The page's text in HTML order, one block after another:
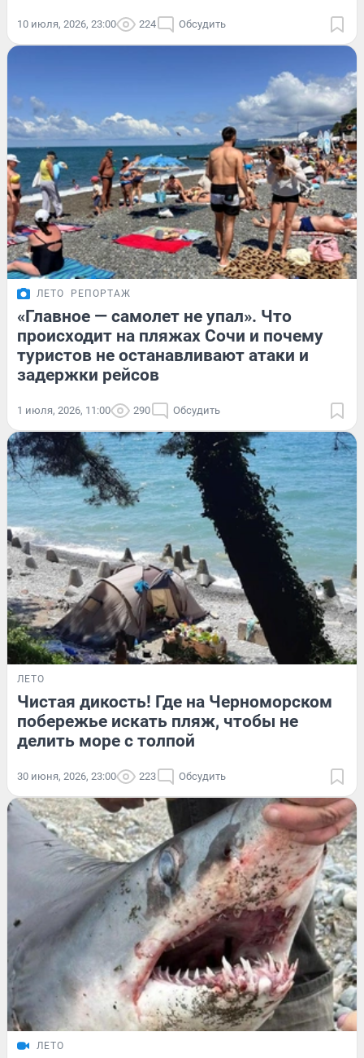
10 июля, 2026, 23:00 224 Обсудить
ЛЕТО РЕПОРТАЖ
«Главное — самолет не упал». Что
происходит на пляжах Сочи и почему
туристов не останавливают атаки и
задержки рейсов
1 июля, 2026, 11:00 290 Обсудить
ЛЕТО
Чистая дикость! Где на Черноморском
побережье искать пляж, чтобы не
делить море с толпой
30 июня, 2026, 23:00 223 Обсудить
ЛЕТО